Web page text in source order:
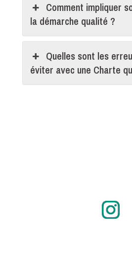
Comment impliquer
la démarche qualité ?
Quelles sont les
éviter avec une Charte